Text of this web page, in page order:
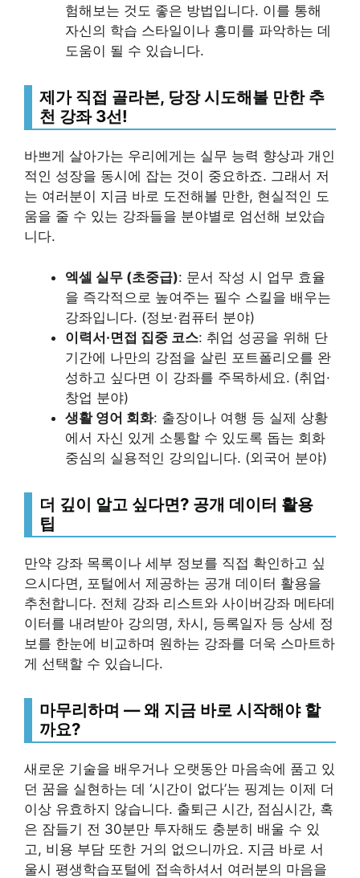
험해보는 것도 좋은 방법입니다. 이를 통해
자신의 학습 스타일이나 흥미를 파악하는 데
도움이 될 수 있습니다.
제가 직접 골라본, 당장 시도해볼 만한 추
천 강좌 3선!
바쁘게 살아가는 우리에게는 실무 능력 향상과 개인
적인 성장을 동시에 잡는 것이 중요하죠. 그래서 저
는 여러분이 지금 바로 도전해볼 만한, 현실적인 도
움을 줄 수 있는 강좌들을 분야별로 엄선해 보았습
니다.
엑셀 실무 (초중급): 문서 작성 시 업무 효율
을 즉각적으로 높여주는 필수 스킬을 배우는
강좌입니다. (정보·컴퓨터 분야)
이력서·면접 집중 코스: 취업 성공을 위해 단
기간에 나만의 강점을 살린 포트폴리오를 완
성하고 싶다면 이 강좌를 주목하세요. (취업·
창업 분야)
생활 영어 회화: 출장이나 여행 등 실제 상황
에서 자신 있게 소통할 수 있도록 돕는 회화
중심의 실용적인 강의입니다. (외국어 분야)
더 깊이 알고 싶다면? 공개 데이터 활용
팁
만약 강좌 목록이나 세부 정보를 직접 확인하고 싶
으시다면, 포털에서 제공하는 공개 데이터 활용을
추천합니다. 전체 강좌 리스트와 사이버강좌 메타데
이터를 내려받아 강의명, 차시, 등록일자 등 상세 정
보를 한눈에 비교하며 원하는 강좌를 더욱 스마트하
게 선택할 수 있습니다.
마무리하며 — 왜 지금 바로 시작해야 할
까요?
새로운 기술을 배우거나 오랫동안 마음속에 품고 있
던 꿈을 실현하는 데 ‘시간이 없다’는 핑계는 이제 더
이상 유효하지 않습니다. 출퇴근 시간, 점심시간, 혹
은 잠들기 전 30분만 투자해도 충분히 배울 수 있
고, 비용 부담 또한 거의 없으니까요. 지금 바로 서
울시 평생학습포털에 접속하셔서 여러분의 마음을